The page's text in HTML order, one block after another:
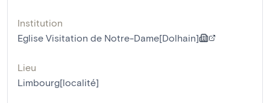
Institution
Eglise Visitation de Notre-Dame[Dolhain]
Lieu
Limbourg[localité]